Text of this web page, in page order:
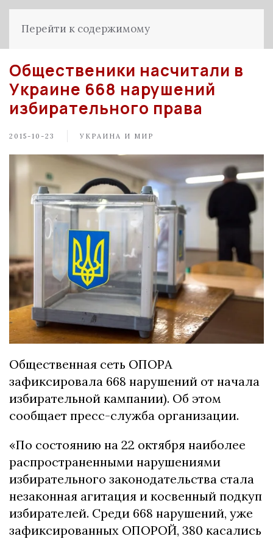
Перейти к содержимому
Общественики насчитали в
Украине 668 нарушений
избирательного права
2015-10-23 УКРАИНА И МИР
Общественная сеть ОПОРА
зафиксировала 668 нарушений от начала
избирательной кампании). Об этом
сообщает пресс-служба организации.
«По состоянию на 22 октября наиболее
распространенными нарушениями
избирательного законодательства стала
незаконная агитация и косвенный подкуп
избирателей. Среди 668 нарушений, уже
зафиксированных ОПОРОЙ, 380 касались